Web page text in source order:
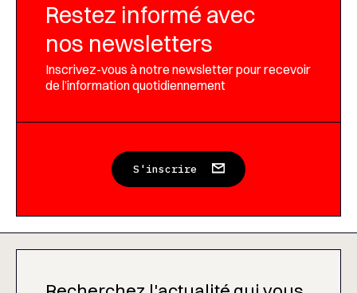
Restez informé avec
nos newsletters
Inscrivez-vous à notre newsletter pour recevoir
de l’information quotidiennement
S'inscrire